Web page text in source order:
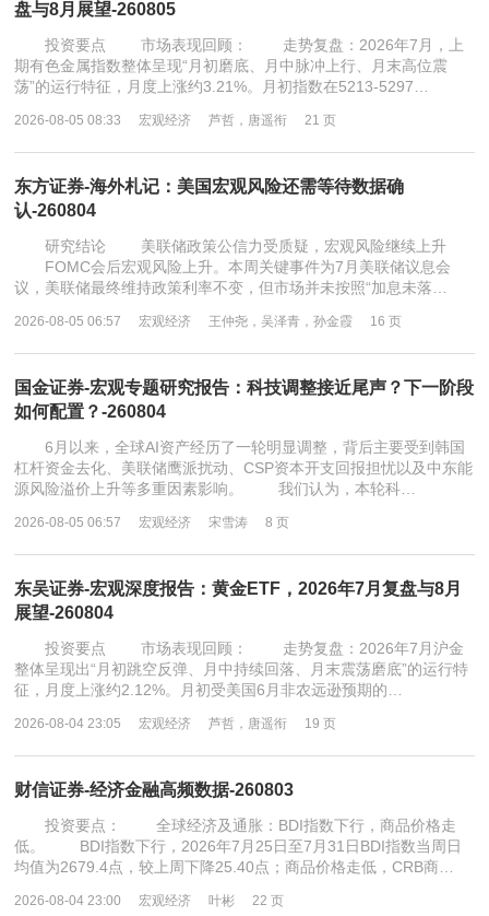
盘与8月展望-260805
投资要点 市场表现回顾： 走势复盘：2026年7月，上
期有色金属指数整体呈现“月初磨底、月中脉冲上行、月末高位震
荡”的运行特征，月度上涨约3.21%。月初指数在5213-5297…
2026-08-05 08:33 宏观经济 芦哲，唐遥衔 21 页
东方证券-海外札记：美国宏观风险还需等待数据确
认-260804
研究结论 美联储政策公信力受质疑，宏观风险继续上升
FOMC会后宏观风险上升。本周关键事件为7月美联储议息会
议，美联储最终维持政策利率不变，但市场并未按照“加息未落…
2026-08-05 06:57 宏观经济 王仲尧，吴泽青，孙金霞 16 页
国金证券-宏观专题研究报告：科技调整接近尾声？下一阶段
如何配置？-260804
6月以来，全球AI资产经历了一轮明显调整，背后主要受到韩国
杠杆资金去化、美联储鹰派扰动、CSP资本开支回报担忧以及中东能
源风险溢价上升等多重因素影响。 我们认为，本轮科…
2026-08-05 06:57 宏观经济 宋雪涛 8 页
东吴证券-宏观深度报告：黄金ETF，2026年7月复盘与8月
展望-260804
投资要点 市场表现回顾： 走势复盘：2026年7月沪金
整体呈现出“月初跳空反弹、月中持续回落、月末震荡磨底”的运行特
征，月度上涨约2.12%。月初受美国6月非农远逊预期的…
2026-08-04 23:05 宏观经济 芦哲，唐遥衔 19 页
财信证券-经济金融高频数据-260803
投资要点： 全球经济及通胀：BDI指数下行，商品价格走
低。 BDI指数下行，2026年7月25日至7月31日BDI指数当周日
均值为2679.4点，较上周下降25.40点；商品价格走低，CRB商…
2026-08-04 23:00 宏观经济 叶彬 22 页